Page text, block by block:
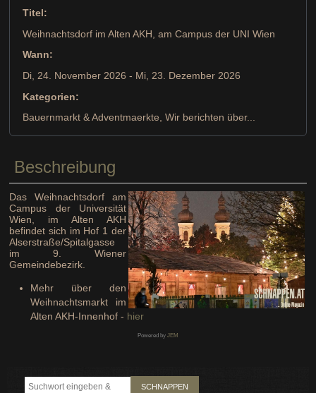
Titel:
Weihnachtsdorf im Alten AKH, am Campus der UNI Wien
Wann:
Di, 24. November 2026 - Mi, 23. Dezember 2026
Kategorien:
Bauernmarkt & Adventmaerkte, Wir berichten über...
Beschreibung
Das Weihnachtsdorf am
Campus der Universität
Wien, im Alten AKH
befindet sich im Hof 1 der
Alserstraße/Spitalgasse
im 9. Wiener
Gemeindebezirk.
Mehr über den
Weihnachtsmarkt im
Alten AKH-Innenhof - hier
Powered by JEM
SCHNAPPEN